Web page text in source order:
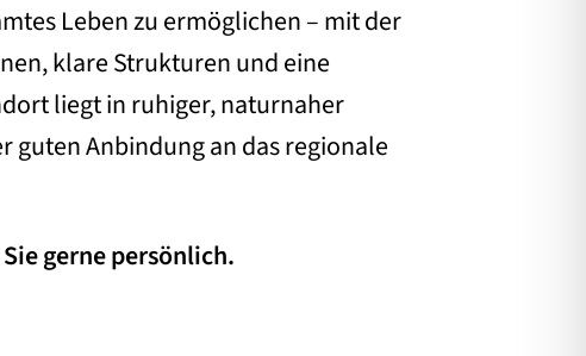
Leben zu ermöglichen – mit der
klare Strukturen und eine
liegt in ruhiger, naturnaher
guten Anbindung an das regionale
gerne persönlich.